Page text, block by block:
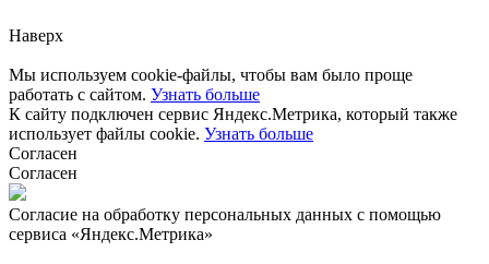
Наверх
Мы используем cookie-файлы, чтобы вам было проще
работать с сайтом. Узнать больше
К сайту подключен сервис Яндекс.Метрика, который также
использует файлы cookie. Узнать больше
Согласен
Согласен
Согласие на обработку персональных данных с помощью
сервиса «Яндекс.Метрика»